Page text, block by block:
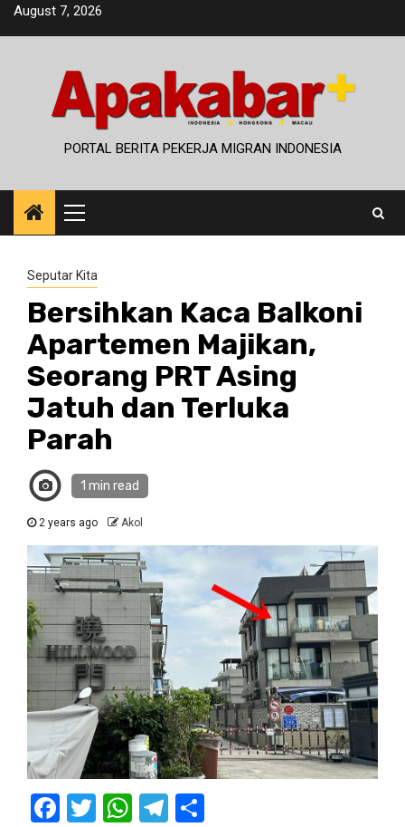
SkipAugust 7, 2026
PORTAL BERITA PEKERJA MIGRAN INDONESIA
Primary
Menu
Seputar Kita
Bersihkan Kaca Balkoni
Apartemen Majikan,
Seorang PRT Asing
Jatuh dan Terluka
Parah
1 min read
2 years ago Akol
Facebook
Twitter
WhatsApp
Telegram